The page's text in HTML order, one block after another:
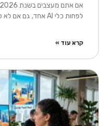
לפחות כלי AI אחד, גם אם לא קראתם לזה
קרא עוד »